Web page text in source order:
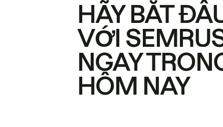
HÃY BẮT
VỚI
NGAY
HÔM NAY